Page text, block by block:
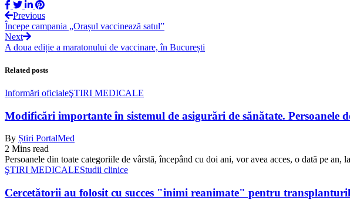
Previous
Începe campania „Orașul vaccinează satul”
Next
A doua ediție a maratonului de vaccinare, în București
Related posts
Informări oficialeŞTIRI MEDICALE
Modificări importante în sistemul de asigurări de sănătate. Persoanele
By Știri PortalMed
2 Mins read
Persoanele din toate categoriile de vârstă, începând cu doi ani, vor avea acces, o dată pe an,
ŞTIRI MEDICALEStudii clinice
Cercetătorii au folosit cu succes "inimi reanimate" pentru